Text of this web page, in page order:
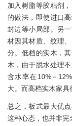
加入树脂等胶粘剂
的做法，即使进口
封边等小局部。另
材因其材质、纹理
分。低档的实木，
木，由于脱水处理
含水率在10%－
大。而高档实木家具
总之，板式最大优
这种心态，也并非完